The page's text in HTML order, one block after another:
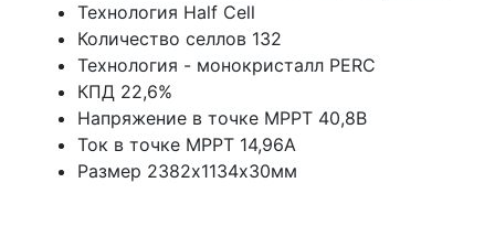
Технология Half Cell
Количество селлов 132
Технология - монокристалл PERC
КПД 22,6%
Напряжение в точке МРРТ 40,8В
Ток в точке МРРТ 14,96А
Размер 2382х1134х30мм